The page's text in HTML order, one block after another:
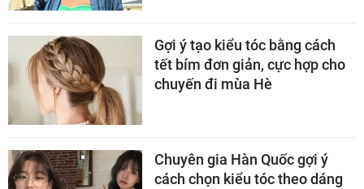
Gợi ý tạo kiểu tóc bằng cách
tết bím đơn giản, cực hợp cho
chuyến đi mùa Hè
Chuyên gia Hàn Quốc gợi ý
cách chọn kiểu tóc theo dáng